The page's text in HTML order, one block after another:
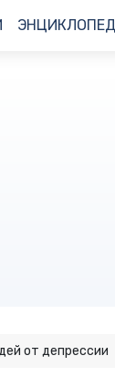
от депрессии